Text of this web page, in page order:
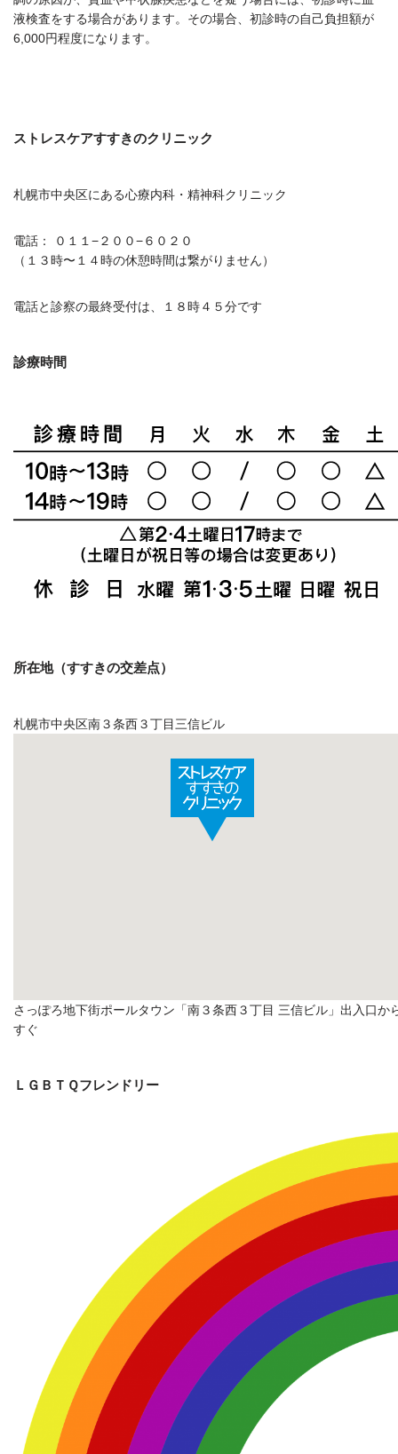
液検査をする場合があります。その場合、初診時の自己負担額が
6,000円程度になります。
ストレスケアすすきのクリニック
札幌市中央区にある心療内科・精神科クリニック
電話： ０１１−２００−６０２０
（１３時〜１４時の休憩時間は繋がりません）
電話と診察の最終受付は、１８時４５分です
診療時間
所在地（すすきの交差点）
札幌市中央区南３条西３丁目三信ビル
さっぽろ地下街ポールタウン「南３条西３丁目 三信ビル」出入口か
すぐ
ＬＧＢＴＱフレンドリー